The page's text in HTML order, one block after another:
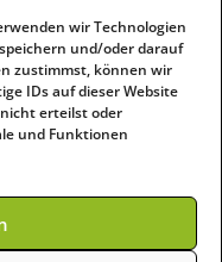
wir Technologien
und/oder darauf
zustimmst, können wir
IDs auf dieser Website
erteilst oder
und Funktionen